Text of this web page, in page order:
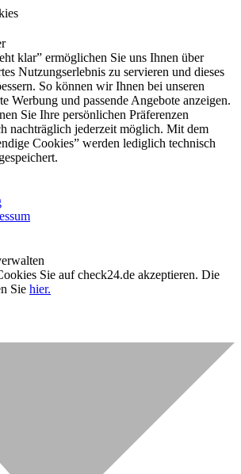
klar” ermöglichen Sie uns Ihnen über
Nutzungserlebnis zu servieren und dieses
So können wir Ihnen bei unseren
Werbung und passende Angebote anzeigen.
Sie Ihre persönlichen Präferenzen
nachträglich jederzeit möglich. Mit dem
Cookies” werden lediglich technisch
Sie auf check24.de akzeptieren. Die
Sie hier.